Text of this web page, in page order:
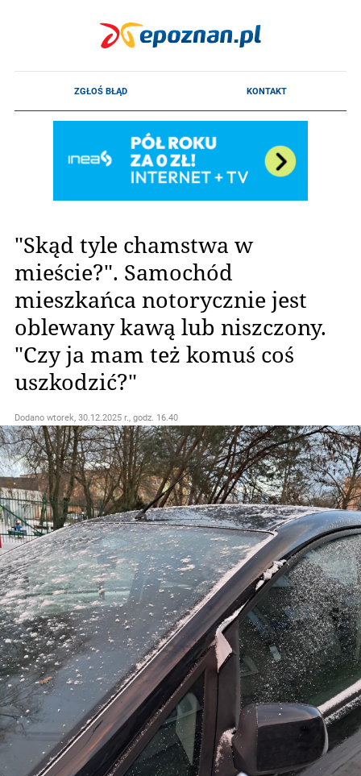
"Skąd tyle chamstwa w
mieście?". Samochód
mieszkańca notorycznie jest
oblewany kawą lub niszczony.
"Czy ja mam też komuś coś
uszkodzić?"
Dodano wtorek, 30.12.2025 r., godz. 16.40